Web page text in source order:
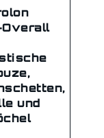
Overall
und